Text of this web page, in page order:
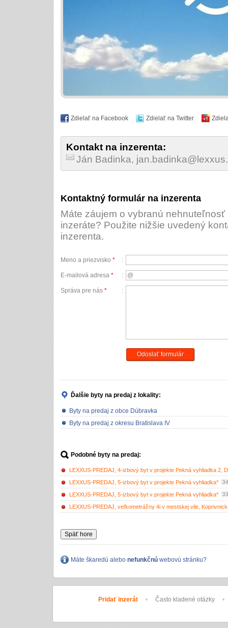
Zdielať na Facebook Zdielať na Twitter
Kontakt na inzerenta:
Ján Badinka,
Kontaktný formulár na inzerenta
Máte záujem o vybranú
inzeráte? Použite nižšie uvedený
inzerenta.
Meno a priezvisko * :
E-mailová adresa * :
Správa pre nás * :
Odoslať formulár
Ďalšie byty na predaj z lokality:
Byty na predaj z obce Dúbravka
Byty na predaj z okresu Bratislava IV
Podobné byty na predaj:
LEXXUS-PREDAJ, 4-izbový byt v projekte Pekná vyhliadka 2,
LEXXUS-PREDAJ, 5-izbový byt v projekte Pekná vyhliadka*
LEXXUS-PREDAJ, 5-izbový byt v projekte Pekná vyhliadka*
LEXXUS-PREDAJ, veľkometrážny 4i v mestskej vile,
Späť hore
Máte škaredú alebo nefunkčnú webovú stránku?
Pridať inzerát • Často kladené otázky •